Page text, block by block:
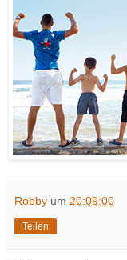
Robby um 20:09:00
Teilen